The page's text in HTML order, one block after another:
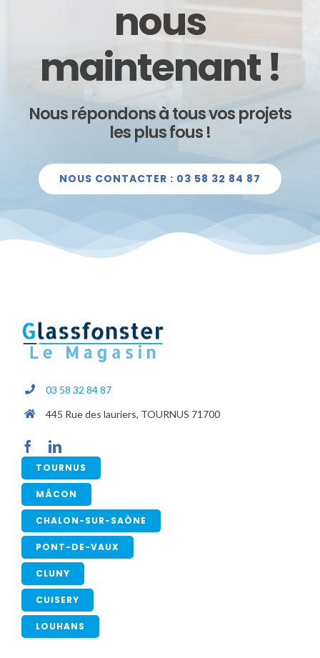
nous
maintenant !
Nous répondons à tous vos projets
les plus fous !
NOUS CONTACTER : 03 58 32 84 87
03 58 32 84 87
445 Rue des lauriers, TOURNUS 71700
TOURNUS
MÂCON
CHALON-SUR-SAÔNE
PONT-DE-VAUX
CLUNY
CUISERY
LOUHANS